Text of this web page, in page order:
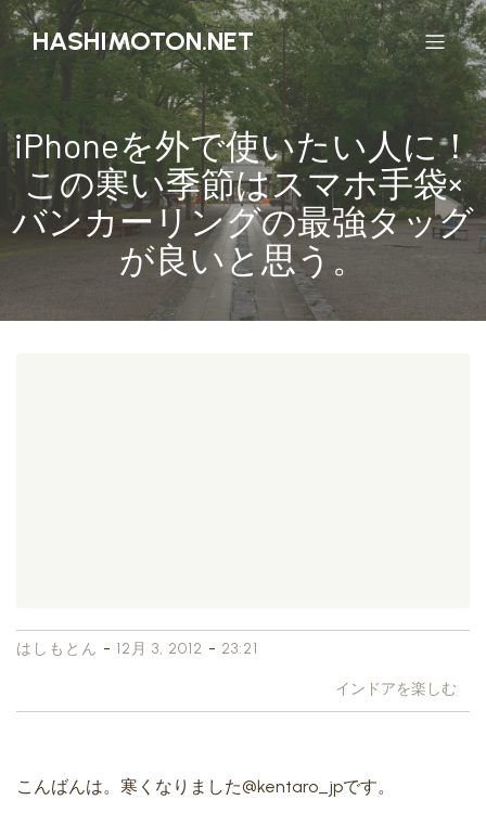
HASHIMOTON.NET
iPhoneを外で使いたい人に！
この寒い季節はスマホ手袋×
バンカーリングの最強タッグ
が良いと思う。
はしもとん - 12月 3, 2012 - 23:21
インドアを楽しむ
こんばんは。寒くなりました@kentaro_jpです。